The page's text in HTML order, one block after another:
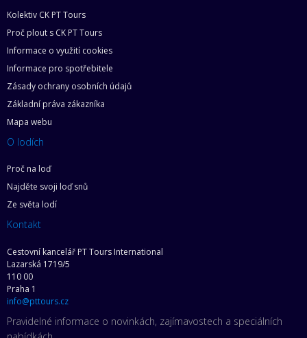
Kolektiv CK PT Tours
Proč plout s CK PT Tours
Informace o využití cookies
Informace pro spotřebitele
Zásady ochrany osobních údajů
Základní práva zákazníka
Mapa webu
O lodích
Proč na loď
Najděte svoji loď snů
Ze světa lodí
Kontakt
Cestovní kancelář PT Tours International
Lazarská 1719/5
110 00
Praha 1
info@pttours.cz
Pravidelné informace o novinkách, zajímavostech a speciálních